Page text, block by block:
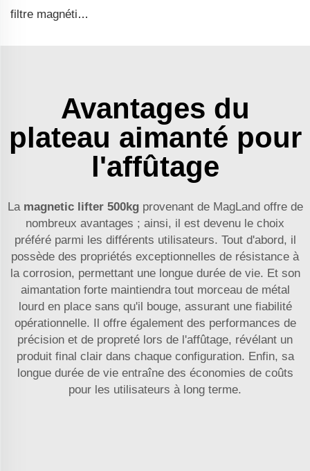
filtre magnétique en acier inoxydable poli avec champ de surface de 12000Gs
Avantages du
plateau aimanté pour
l'affûtage
La magnetic lifter 500kg provenant de MagLand offre de
nombreux avantages ; ainsi, il est devenu le choix
préféré parmi les différents utilisateurs. Tout d'abord, il
possède des propriétés exceptionnelles de résistance à
la corrosion, permettant une longue durée de vie. Et son
aimantation forte maintiendra tout morceau de métal
lourd en place sans qu'il bouge, assurant une fiabilité
opérationnelle. Il offre également des performances de
précision et de propreté lors de l'affûtage, révélant un
produit final clair dans chaque configuration. Enfin, sa
longue durée de vie entraîne des économies de coûts
pour les utilisateurs à long terme.